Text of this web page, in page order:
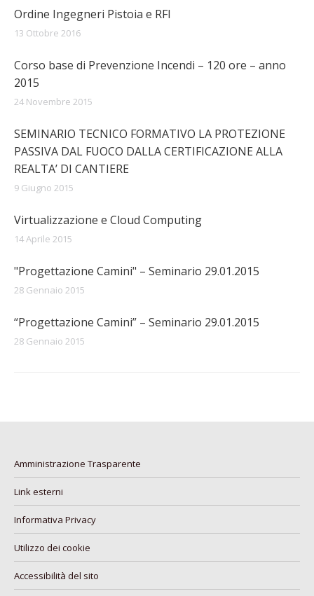
Ordine Ingegneri Pistoia e RFI
13 Ottobre 2016
Corso base di Prevenzione Incendi – 120 ore – anno
2015
24 Novembre 2015
SEMINARIO TECNICO FORMATIVO LA PROTEZIONE
PASSIVA DAL FUOCO DALLA CERTIFICAZIONE ALLA
REALTA’ DI CANTIERE
9 Giugno 2015
Virtualizzazione e Cloud Computing
14 Aprile 2015
"Progettazione Camini" – Seminario 29.01.2015
28 Gennaio 2015
“Progettazione Camini” – Seminario 29.01.2015
28 Gennaio 2015
Amministrazione Trasparente
Link esterni
Informativa Privacy
Utilizzo dei cookie
Accessibilità del sito